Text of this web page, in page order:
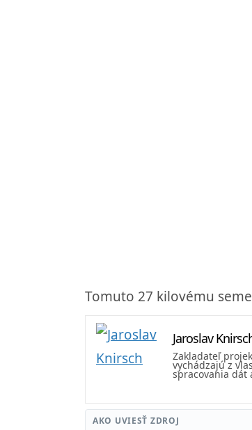
Tomuto 27 kilovému
Jaroslav
Zakladateľ
vychádzajú z
spracovania dát
AKO UVIESŤ ZDROJ